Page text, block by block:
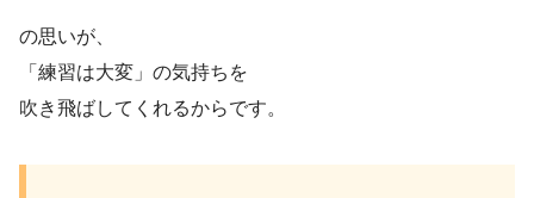
の思いが、
「練習は大変」の気持ちを
吹き飛ばしてくれるからです。